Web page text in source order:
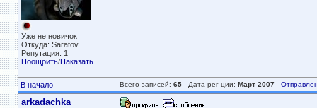
Уже не новичок
Откуда: Saratov
Репутация: 1
Поощрить/Наказать
В начало Всего записей: 65Дата рег-ции: Март 2007
arkadachka